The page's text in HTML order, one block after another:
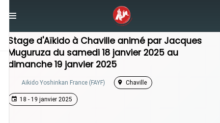
Stage Aikido
Stage d'Aïkido à Chavilleanimé par Jacques
Muguruza du samedi 18 janvier 2025 au
dimanche 19 janvier 2025
Aikido Yoshinkan France (FAYF) Chaville
18 - 19 janvier 2025